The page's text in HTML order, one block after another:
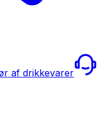
af drikkevarer